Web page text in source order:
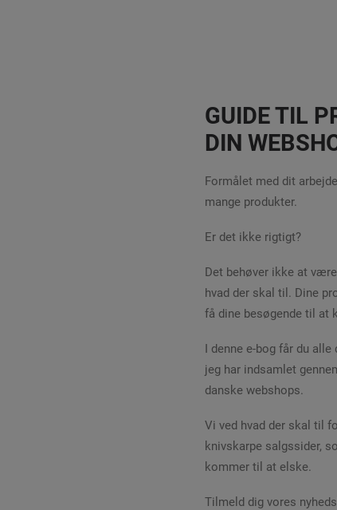
GUIDE TIL
DIN
Formålet med dit
mange produkter.
Er det ikke rigtigt?
Det behøver ikke at
hvad der skal til. Dine
få dine besøgende til at
I denne e-bog får du
jeg har indsamlet
danske webshops.
Vi ved hvad der skal til
knivskarpe salgssider,
kommer til at elske.
Tilmeld dig vores